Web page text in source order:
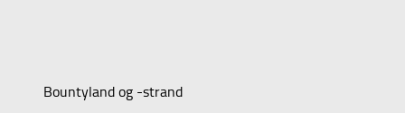
Bountyland og -strand